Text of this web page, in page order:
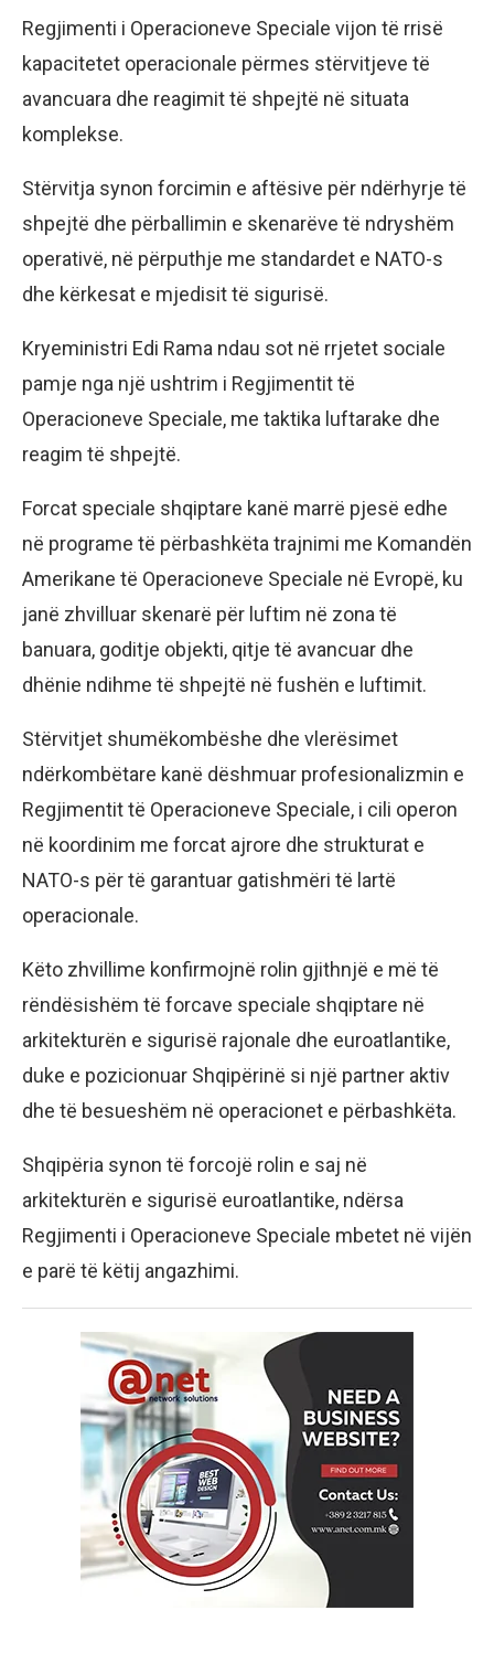
Regjimenti i Operacioneve Speciale vijon të rrisë
kapacitetet operacionale përmes stërvitjeve të
avancuara dhe reagimit të shpejtë në situata
komplekse.
Stërvitja synon forcimin e aftësive për ndërhyrje të
shpejtë dhe përballimin e skenarëve të ndryshëm
operativë, në përputhje me standardet e NATO-s
dhe kërkesat e mjedisit të sigurisë.
Kryeministri Edi Rama ndau sot në rrjetet sociale
pamje nga një ushtrim i Regjimentit të
Operacioneve Speciale, me taktika luftarake dhe
reagim të shpejtë.
Forcat speciale shqiptare kanë marrë pjesë edhe
në programe të përbashkëta trajnimi me Komandën
Amerikane të Operacioneve Speciale në Evropë, ku
janë zhvilluar skenarë për luftim në zona të
banuara, goditje objekti, qitje të avancuar dhe
dhënie ndihme të shpejtë në fushën e luftimit.
Stërvitjet shumëkombëshe dhe vlerësimet
ndërkombëtare kanë dëshmuar profesionalizmin e
Regjimentit të Operacioneve Speciale, i cili operon
në koordinim me forcat ajrore dhe strukturat e
NATO-s për të garantuar gatishmëri të lartë
operacionale.
Këto zhvillime konfirmojnë rolin gjithnjë e më të
rëndësishëm të forcave speciale shqiptare në
arkitekturën e sigurisë rajonale dhe euroatlantike,
duke e pozicionuar Shqipërinë si një partner aktiv
dhe të besueshëm në operacionet e përbashkëta.
Shqipëria synon të forcojë rolin e saj në
arkitekturën e sigurisë euroatlantike, ndërsa
Regjimenti i Operacioneve Speciale mbetet në vijën
e parë të këtij angazhimi.